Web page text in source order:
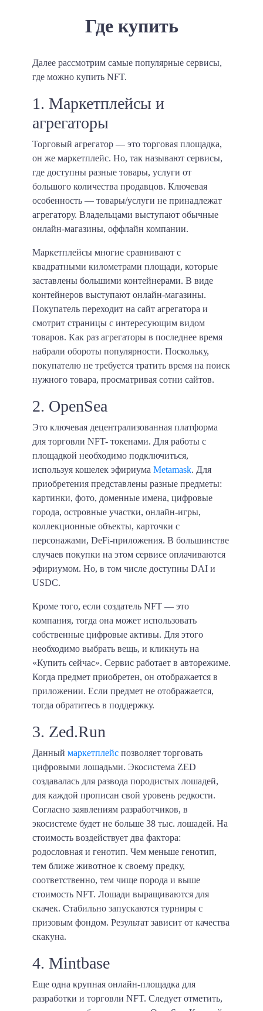
Где купить
Далее рассмотрим самые популярные сервисы,
где можно купить NFT.
1. Маркетплейсы и
агрегаторы
Торговый агрегатор — это торговая площадка,
он же маркетплейс. Но, так называют сервисы,
где доступны разные товары, услуги от
большого количества продавцов. Ключевая
особенность — товары/услуги не принадлежат
агрегатору. Владельцами выступают обычные
онлайн-магазины, оффлайн компании.
Маркетплейсы многие сравнивают с
квадратными километрами площади, которые
заставлены большими контейнерами. В виде
контейнеров выступают онлайн-магазины.
Покупатель переходит на сайт агрегатора и
смотрит страницы с интересующим видом
товаров. Как раз агрегаторы в последнее время
набрали обороты популярности. Поскольку,
покупателю не требуется тратить время на поиск
нужного товара, просматривая сотни сайтов.
2. OpenSea
Это ключевая децентрализованная платформа
для торговли NFT- токенами. Для работы с
площадкой необходимо подключиться,
используя кошелек эфириума Metamask. Для
приобретения представлены разные предметы:
картинки, фото, доменные имена, цифровые
города, островные участки, онлайн-игры,
коллекционные объекты, карточки с
персонажами, DeFi-приложения. В большинстве
случаев покупки на этом сервисе оплачиваются
эфириумом. Но, в том числе доступны DAI и
USDC.
Кроме того, если создатель NFT — это
компания, тогда она может использовать
собственные цифровые активы. Для этого
необходимо выбрать вещь, и кликнуть на
«Купить сейчас». Сервис работает в авторежиме.
Когда предмет приобретен, он отображается в
приложении. Если предмет не отображается,
тогда обратитесь в поддержку.
3. Zed.Run
Данный маркетплейс позволяет торговать
цифровыми лошадьми. Экосистема ZED
создавалась для развода породистых лошадей,
для каждой прописан свой уровень редкости.
Согласно заявлениям разработчиков, в
экосистеме будет не больше 38 тыс. лошадей. На
стоимость воздействует два фактора:
родословная и генотип. Чем меньше генотип,
тем ближе животное к своему предку,
соответственно, тем чище порода и выше
стоимость NFT. Лошади выращиваются для
скачек. Стабильно запускаются турниры с
призовым фондом. Результат зависит от качества
скакуна.
4. Mintbase
Еще одна крупная онлайн-площадка для
разработки и торговли NFT. Следует отметить,